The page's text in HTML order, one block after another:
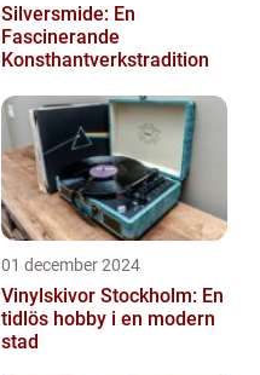
Silversmide: En
Fascinerande
Konsthantverkstradition
01 december 2024
Vinylskivor Stockholm: En
tidlös hobby i en modern
stad